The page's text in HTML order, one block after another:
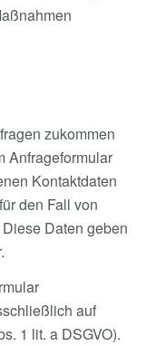
zukommen
Anfrageformular
Kontaktdaten
den Fall von
Daten geben
auf
1 lit. a DSGVO).